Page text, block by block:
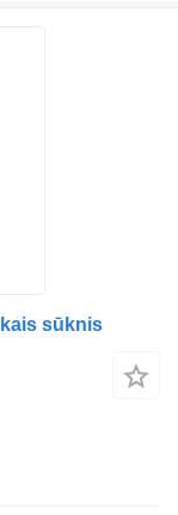
sūknis